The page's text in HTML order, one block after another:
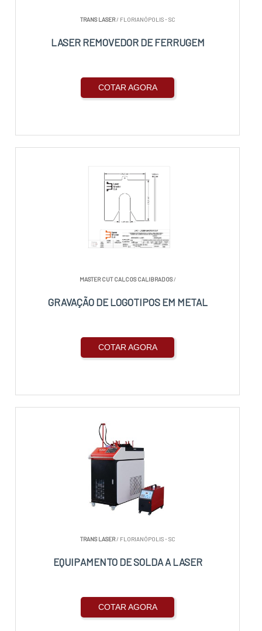
TRANS LASER/ FLORIANÓPOLIS - SC
LASER REMOVEDOR DE FERRUGEM
COTAR AGORA
MASTER CUT CALCOS CALIBRADOS/
GRAVAÇÃO DE LOGOTIPOS EM METAL
COTAR AGORA
TRANS LASER/ FLORIANÓPOLIS - SC
EQUIPAMENTO DE SOLDA A LASER
COTAR AGORA